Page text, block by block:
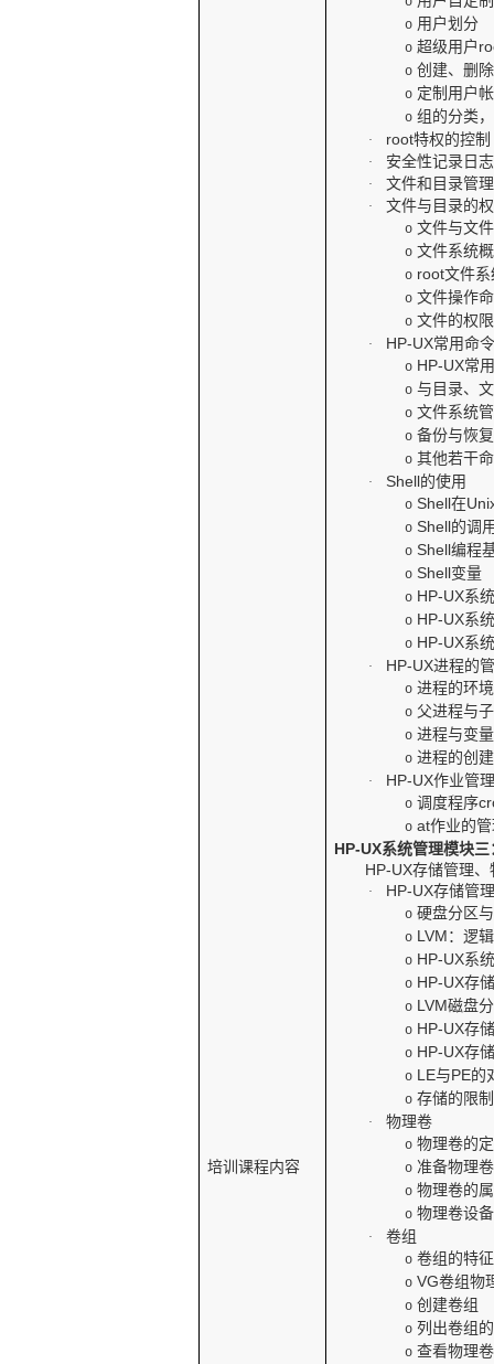
培训课程内容
o 用户划分
o 超级用户
o 创建、删
o 定制用户
o 组的分类
· root特权的控制
· 安全性记录日志
· 文件和目录管理
· 文件与目录的
o 文件与文
o 文件系统
o root文件系
o 文件操作
o 文件的权
· HP-UX常用命
o HP-UX常
o 与目录、
o 文件系统
o 备份与恢
o 其他若干
· Shell的使用
o Shell在
o Shell的调
o Shell编程
o Shell变量
o HP-UX系
o HP-UX系
o HP-UX系
· HP-UX进程的
o 进程的环境
o 父进程与
o 进程与变
o 进程的创
· HP-UX作业管
o 调度程序
o at作业的
HP-UX系统管理模块三
HP-UX存储管理、
· HP-UX存储管
o 硬盘分区
o LVM：逻
o HP-UX系
o HP-UX存
o LVM磁盘
o HP-UX存
o HP-UX存
o LE与PE的
o 存储的限制
· 物理卷
o 物理卷的
o 准备物理
o 物理卷的
o 物理卷设
· 卷组
o 卷组的特
o VG卷组物
o 创建卷组
o 列出卷组
o 查看物理